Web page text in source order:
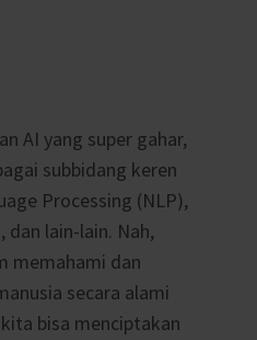
AI yang super gahar,
subbidang keren
Processing (NLP),
dan lain-lain. Nah,
memahami dan
secara alami
bisa menciptakan